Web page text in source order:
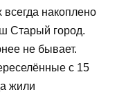
всегда накоплено
Старый город.
не бывает.
с 15
жили